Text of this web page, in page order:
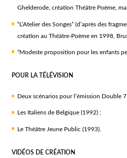
Ghelderode, création Théâtre Poème,
“L’Atelier des Songes” (d’après des
création au Théâtre-Poème en 1998,
“Modeste proposition pour les enfants
POUR LA TÉLÉVISION
Deux scénarios pour l’émission Double 7
Les Italiens de Belgique (1992) ;
Le Théâtre Jeune Public (1993).
VIDÉOS DE CRÉATION